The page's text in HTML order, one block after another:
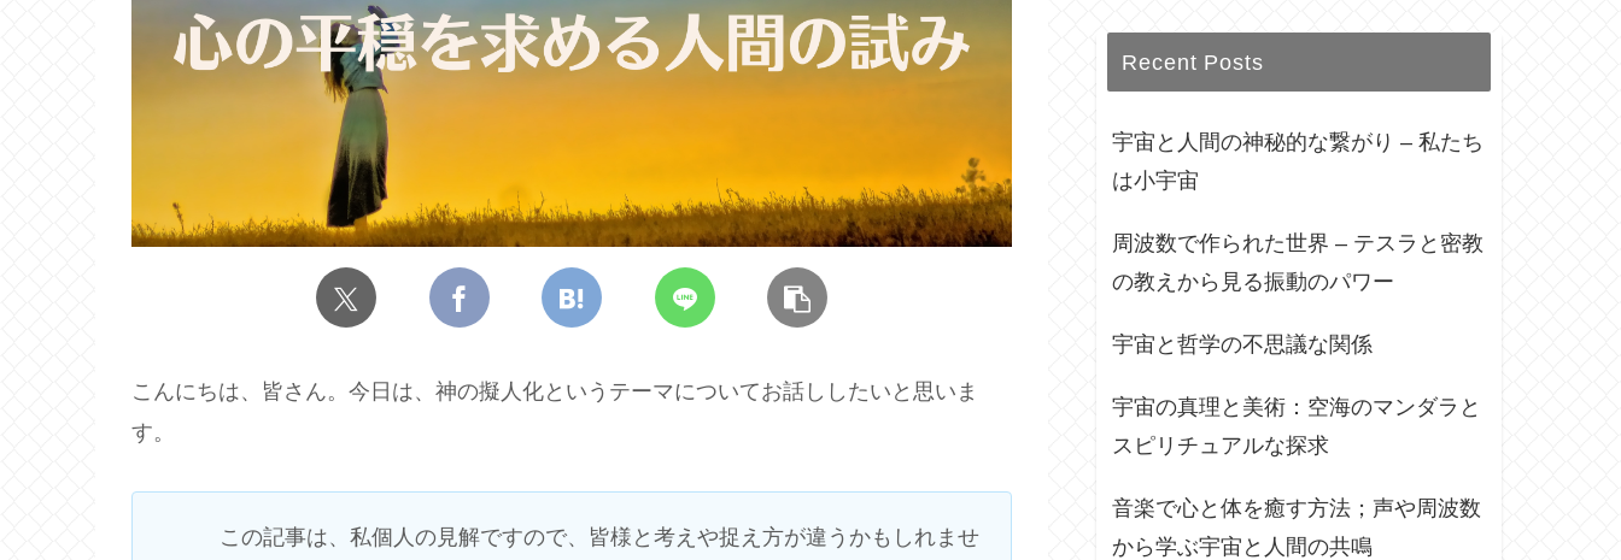
こんにちは、皆さん。今日は、神の擬人化というテーマについてお話ししたいと思いま
す。
この記事は、私個人の見解ですので、皆様と考えや捉え方が違うかもしれませ
Recent Posts
宇宙と人間の神秘的な繋がり – 私たち
は小宇宙
周波数で作られた世界 – テスラと密教
の教えから見る振動のパワー
宇宙と哲学の不思議な関係
宇宙の真理と美術：空海のマンダラと
スピリチュアルな探求
音楽で心と体を癒す方法；声や周波数
から学ぶ宇宙と人間の共鳴